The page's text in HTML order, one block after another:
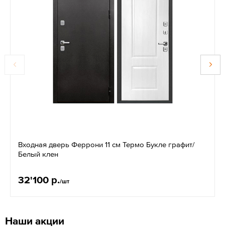
Входная дверь Феррони 11 см Термо Букле графит/
Белый клен
32'100 р./шт
Наши акции